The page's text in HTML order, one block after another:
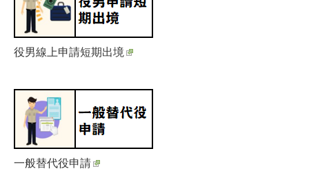
役男線上申請短期出境
一般替代役申請